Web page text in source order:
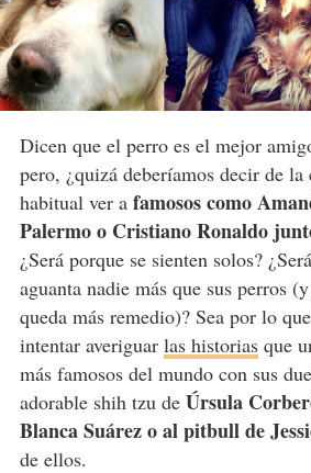
Dicen que el perro es el mejor
pero, ¿quizá deberíamos decir de
habitual ver afamosos como
Palermo o Cristiano Ronaldo
¿Será porque se sienten solos?
aguanta nadie más que sus perros
queda más remedio)? Sea por lo
intentar averiguar las historiasque
más famosos del mundo con sus
adorable shih tzu deÚrsula
Blanca Suárez o al pitbull de
de ellos.